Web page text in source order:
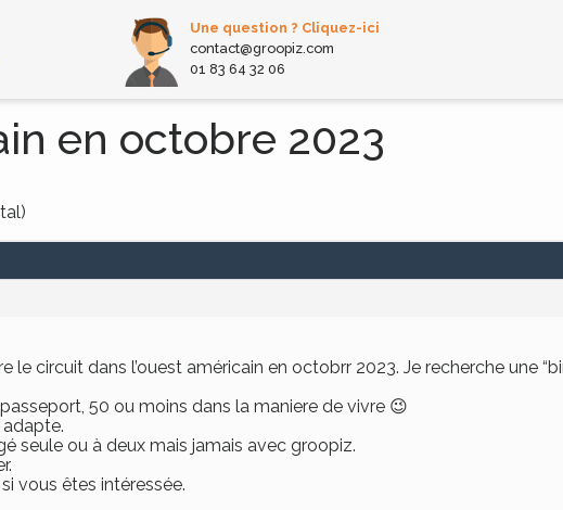
Une question ? Cliquez-ici
contact@groopiz.com
01 83 64 32 06
en octobre 2023
le circuit dans l’ouest américain en octobrr 2023. Je recherche une
passeport, 50 ou moins dans la maniere de vivre 😉
seule ou à deux mais jamais avec groopiz.
vous êtes intéressée.